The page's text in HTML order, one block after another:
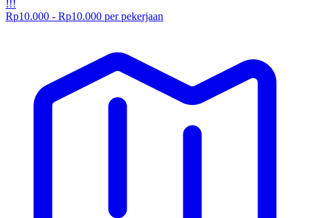
!!!
Rp10.000 - Rp10.000 per pekerjaan